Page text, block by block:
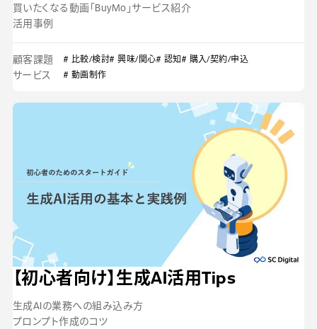
買いたくなる動画「BuyMo」サービス紹介
活用事例
顧客課題 # 比較/検討# 興味/関心# 認知# 購入/契約/申込
サービス # 動画制作
【初心者向け】生成AI活用Tips
生成AIの業務への組み込み方
プロンプト作成のコツ